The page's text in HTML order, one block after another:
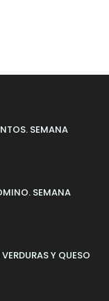
SEMANA
SEMANA
Y QUESO